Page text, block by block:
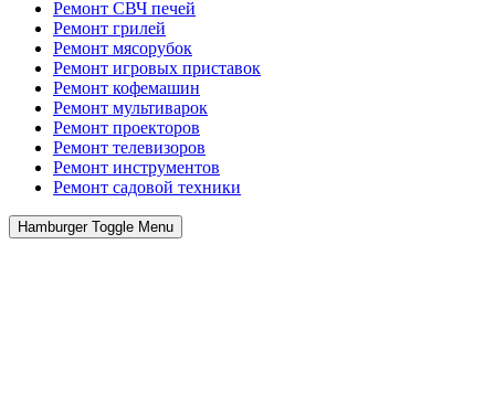
Ремонт СВЧ печей
Ремонт грилей
Ремонт мясорубок
Ремонт игровых приставок
Ремонт кофемашин
Ремонт мультиварок
Ремонт проекторов
Ремонт телевизоров
Ремонт инструментов
Ремонт cадовой техники
Hamburger Toggle Menu